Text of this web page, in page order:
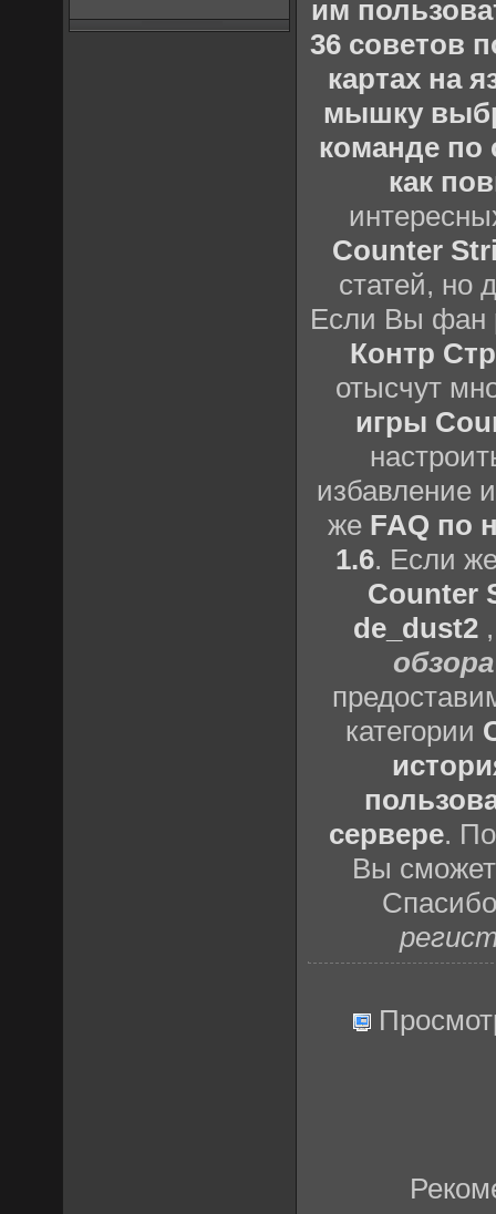
им
36 советов
картах на
мышку
команде по
как
Counter
статей, но
Если Вы фан
Контр
отысчут
игры
избавление
же FAQ по
1.6. Если
Counter
de_dust2
категории
сервере.
Вы